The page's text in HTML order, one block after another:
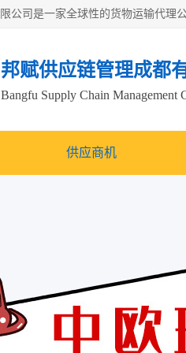
邦赋供应链管理成都
Bangfu Supply Chain Management
供应商机